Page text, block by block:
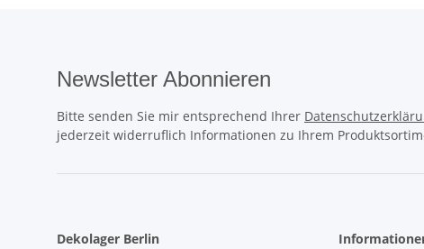
Newsletter Abonnieren
Bitte senden Sie mir entsprechend Ihrer
jederzeit widerruflich Informationen zu Ihrem
Dekolager Berlin